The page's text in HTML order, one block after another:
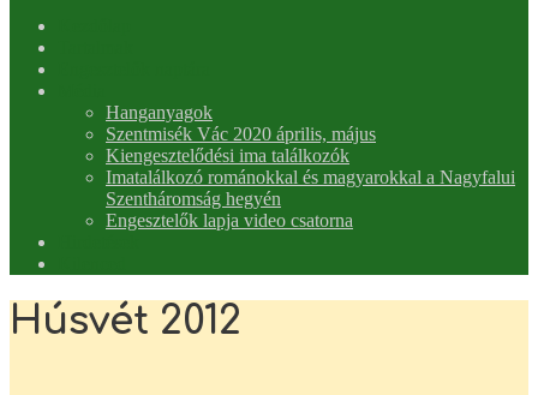
Menu
Hanganyagok
Szentmisék Vác 2020 április, május
Kiengesztelődési ima találkozók
Imatalálkozó románokkal és magyarokkal a Nagyfalui
Szentháromság hegyén
Engesztelők lapja video csatorna
Húsvét 2012